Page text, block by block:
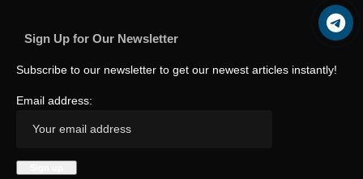
Sign Up for Our Newsletter
Subscribe to our newsletter to get our newest articles instantly!
Email address: